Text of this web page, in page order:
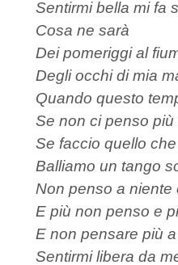
Sentirmi bella mi fa
Cosa ne sarà
Dei pomeriggi al
Degli occhi di mia
Quando questo
Se non ci penso
Se faccio quello
Balliamo un tango
Non penso a niente
E più non penso e
E non pensare più
Sentirmi libera da